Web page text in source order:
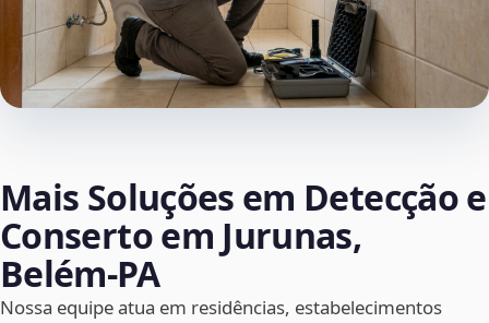
Mais Soluções em Detecção e
Conserto em Jurunas,
Belém‑PA
Nossa equipe atua em residências, estabelecimentos